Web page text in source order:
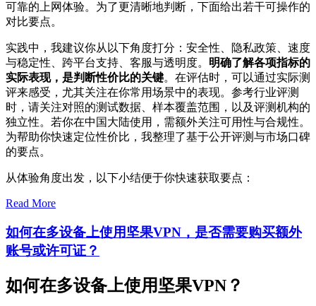
可靠的上网体验。为了更清晰地判断，下面给出若干可操作的
对比要点。
实践中，我建议你从以下角度打分：安全性、隐私政策、速度
与稳定性、跨平台支持、客服与透明度。 明确了解各项指标的
实际表现，是判断性价比的关键。在评估时，可以通过实际测
评来感受，尤其关注在你常用场景中的表现。参考行业评测
时，请关注对照的测试数据、样本覆盖范围，以及评测机构的
独立性。若你在中国大陆使用，需额外关注可用性与合规性。
为帮助你快速定位性价比，我整理了基于公开评测与市场口碑
的要点。
从体验角度出发，以下小结便于你快速获取要点：
Read More
如何在多设备上使用坚果VPN，是否需要购买额外
账号或许可证？
如何在多设备上使用坚果VPN？